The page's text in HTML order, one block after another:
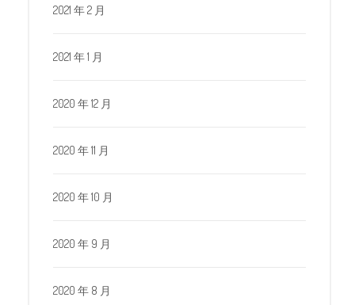
2021 年 2 月
2021 年 1 月
2020 年 12 月
2020 年 11 月
2020 年 10 月
2020 年 9 月
2020 年 8 月